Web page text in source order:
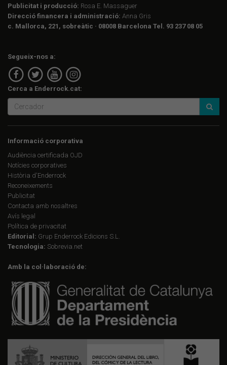
Publicitat i producció: Rosa E. Massaguer
Direcció financera i administració: Anna Gris
c. Mallorca, 221, sobreàtic · 08008 Barcelona Tel. 93 237 08 05
Segueix-nos a:
Cerca a Enderrock.cat:
Informació corporativa
Audiència certificada OJD
Notícies corporatives
Història d'Enderrock
Reconeixements
Publicitat
Contacta amb nosaltres
Avís legal
Política de privacitat
Editorial: Grup Enderrock Edicions S.L.
Tecnologia: Sobrevia.net
Amb la col·laboració de: